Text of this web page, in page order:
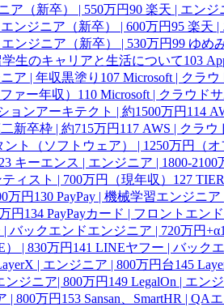
ア（新卒） | 550万円90 楽天 | エンジ
ンジニア（新卒） | 600万円95 楽天 |
ンジニア（新卒） | 530万円99 ゆめ
生のキャリアと生活について103
ア | 年収黒塗り 107 Microsoft | クラ
ァー年収） 110 Microsoft | クラウド
ョンアーキテクト | 約1500万円 114
新卒枠 | 約715万円 117 AWS | クラウ
ント（ソフトウェア） | 1250万円（オ
キーエンス | エンジニア | 1800-2100
ィスト | 700万円（現年収） 127
万円 130 PayPay | 機械学習エンジニア
円 134 PayPayカード | フロントエン
バックエンドエンジニア | 720万円+α
| 830万円 141 LINEヤフー | バック
| エンジニア | 800万円台145
ジニア| 800万円 149 LegalOn | エン
| 800万円 153 Sansan、SmartHR | QA